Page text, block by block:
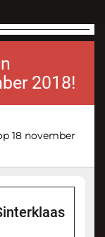
2018!
18 november